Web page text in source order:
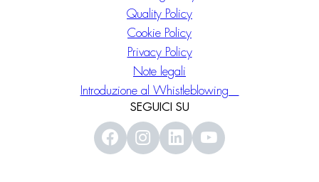
Quality Policy
Cookie Policy
Privacy Policy
Note legali
Introduzione al Whistleblowing
SEGUICI SU